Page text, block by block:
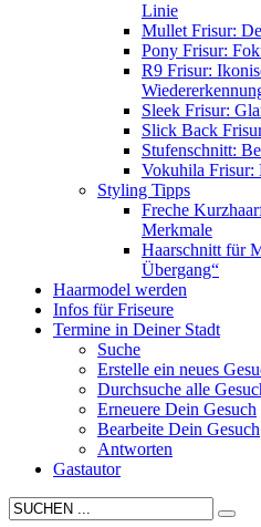
Linie
Mullet Frisur:
Pony Frisur:
R9 Frisur:
Sleek Frisur:
Slick Back
Stufenschnitt:
Vokuhila Frisur:
Styling Tipps
Freche
Merkmale
Haarschnitt für
Übergang“
Haarmodel werden
Infos für Friseure
Termine in Deiner Stadt
Suche
Erstelle ein neues
Durchsuche alle
Erneuere Dein Gesuch
Bearbeite Dein Gesuch
Antworten
Gastautor